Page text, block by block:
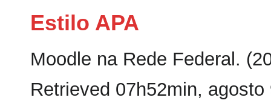
Estilo APA
Moodle na Rede Federal.
Retrieved 07h52min,